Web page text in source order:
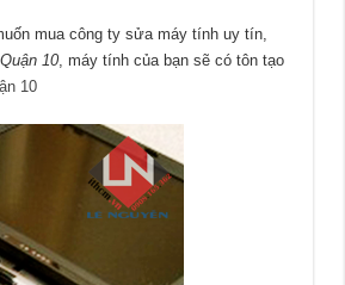
mua công ty sửa máy tính uy tín,
10, máy tính của bạn sẽ có tôn tạo
10